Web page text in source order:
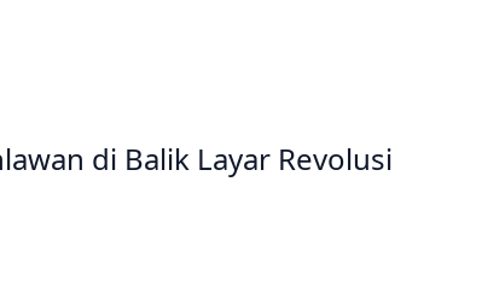
di Balik Layar Revolusi